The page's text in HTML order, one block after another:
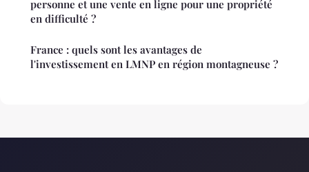
personne et une vente en ligne pour une propriété
en difficulté ?
France : quels sont les avantages de
l'investissement en LMNP en région montagneuse ?